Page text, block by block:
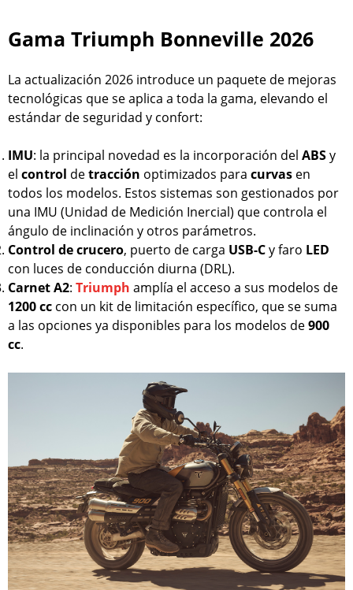
Gama Triumph Bonneville 2026
La actualización 2026 introduce un paquete de mejoras
tecnológicas que se aplica a toda la gama, elevando el
estándar de seguridad y confort:
IMU: la principal novedad es la incorporación del ABSy
el control detracción optimizados para curvas en
todos los modelos. Estos sistemas son gestionados por
una IMU (Unidad de Medición Inercial) que controla el
ángulo de inclinación y otros parámetros.
Control de crucero, puerto de carga USB-Cy faro LED
con luces de conducción diurna (DRL).
Carnet A2: Triumph amplía el acceso a sus modelos de
1200 cc con un kit de limitación específico, que se suma
a las opciones ya disponibles para los modelos de900
cc.